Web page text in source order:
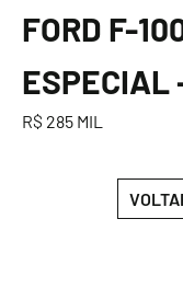
FORD F-
ESPECIAL
R$ 285 MIL